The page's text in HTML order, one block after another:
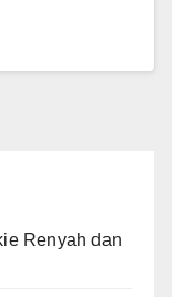
Renyah dan